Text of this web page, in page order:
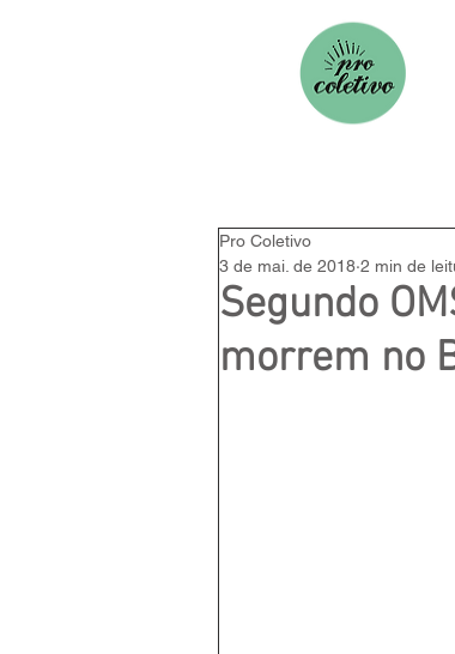
Segundo
morrem no
Pro Coletivo
3 de mai. de 2018 2 min de